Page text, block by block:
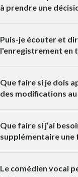
à prendre une
Puis-je écouter et
l'enregistrement en
Que faire si je dois
des modifications
Que faire si j’ai
supplémentaire une
Le comédien vocal